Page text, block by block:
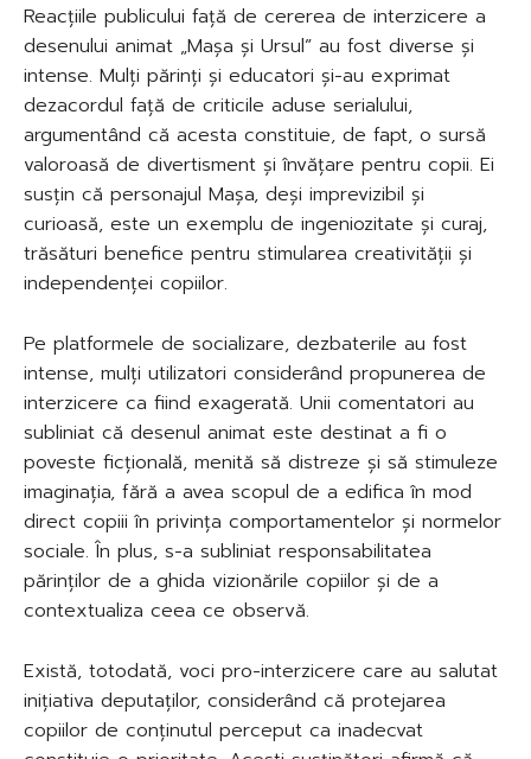
Reacțiile publicului față de cererea de interzicere a
desenului animat „Mașa și Ursul” au fost diverse și
intense. Mulți părinți și educatori și-au exprimat
dezacordul față de criticile aduse serialului,
argumentând că acesta constituie, de fapt, o sursă
valoroasă de divertisment și învățare pentru copii. Ei
susțin că personajul Mașa, deși imprevizibil și
curioasă, este un exemplu de ingeniozitate și curaj,
trăsături benefice pentru stimularea creativității și
independenței copiilor.
Pe platformele de socializare, dezbaterile au fost
intense, mulți utilizatori considerând propunerea de
interzicere ca fiind exagerată. Unii comentatori au
subliniat că desenul animat este destinat a fi o
poveste ficțională, menită să distreze și să stimuleze
imaginația, fără a avea scopul de a edifica în mod
direct copiii în privința comportamentelor și normelor
sociale. În plus, s-a subliniat responsabilitatea
părinților de a ghida vizionările copiilor și de a
contextualiza ceea ce observă.
Există, totodată, voci pro-interzicere care au salutat
inițiativa deputaților, considerând că protejarea
copiilor de conținutul perceput ca inadecvat